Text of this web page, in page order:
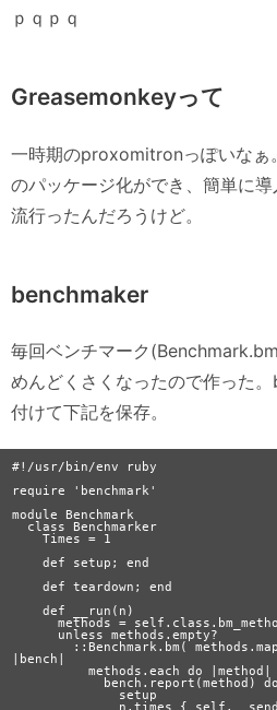
ｐｑｐｑ
Greasemonkeyって
一時期のproxomitronっぽいな
のパッケージ化ができ、簡単に
流行ったんだろうけど。
benchmaker
毎回ベンチマーク
めんどくさくなったので作った
付けて下記を保存。
#!/usr/bin/env ruby
require 'benchmark'
module Benchmark
    Times = 1
    def setup; end
    def teardown; end
    def __run(n)
      methods = self.class.bm_methods
|bench|
          methods.each do |method|